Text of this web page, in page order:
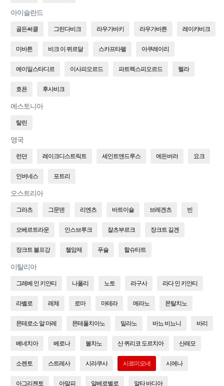
아이슬란드
골든써클 그린다비크 라우가바키 라우가바튼 레이캬비크
미바튼 비크 이 뮈르달 스카프타펠 아쿠레이리
에이일스타디르 이사피오르드 파트렉스피오르드 헬라
호픈 후사비크
에스토니아
탈린
영국
런던 레이크디스트릭트 세인트앤드루스 에든버러 요크
인버네스 포트리
오스트리아
그라츠 그문덴 리엔츠 바트이슐 브레겐츠 빈
오베르트라운 인스브루크 잘츠부르크 장크트 길겐
장크트 볼프강 첼암제 푸슐 할슈타트
이탈리아
그레베 인 키안티 나폴리 노토 라구사 라다 인 키안티
라벨로 레체 로마 마테라 메라노 몬탈치노
몬테로소 알 마레 몬테풀치아노 밀라노 바뇨 비뇨니 바리
베네치아 베로나 볼차노 산 퀴리코 도르치아 산레모
소렌토 스트레사 시라쿠사 시르미오네 시에나
아그리젠토 아말피 알베로벨로 알타 바디아